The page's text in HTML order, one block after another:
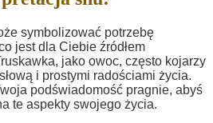
symbolizować potrzebę
jest dla Ciebie źródłem
jako owoc, często kojarzy
i prostymi radościami życia.
podświadomość pragnie, abyś
te aspekty swojego życia.